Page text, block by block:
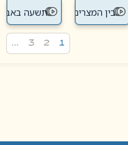
בין המצרים תשעה באב